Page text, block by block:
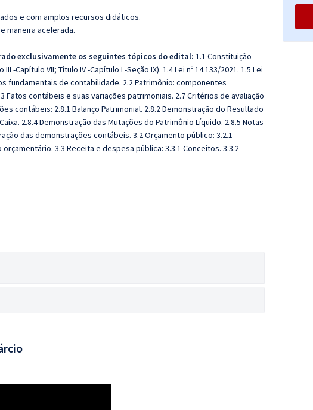
e com amplos recursos didáticos.
maneira acelerada.
exclusivamente os seguintes tópicos do edital: 1.1 Constituição
-Capítulo VII; Título IV -Capítulo I -Seção IX). 1.4 Lei nº 14.133/2021. 1.5 Lei
fundamentais de contabilidade. 2.2 Patrimônio: componentes
Fatos contábeis e suas variações patrimoniais. 2.7 Critérios de avaliação
contábeis: 2.8.1 Balanço Patrimonial. 2.8.2 Demonstração do Resultado
2.8.4 Demonstração das Mutações do Patrimônio Líquido. 2.8.5 Notas
das demonstrações contábeis. 3.2 Orçamento público: 3.2.1
3.3 Receita e despesa pública: 3.3.1 Conceitos. 3.3.2